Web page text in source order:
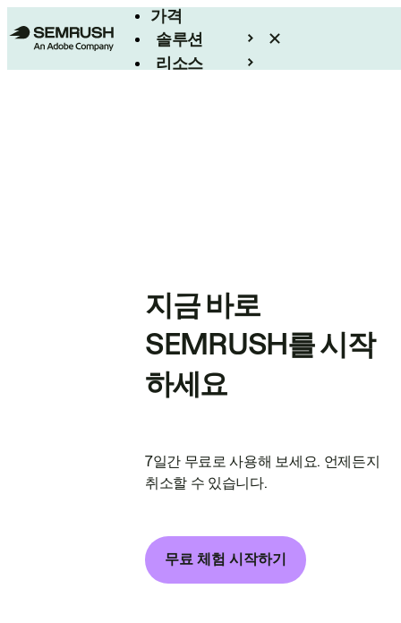
가격
솔루션
리소스
지금 바로
SEMRUSH를 시작
하세요
7일간 무료로 사용해 보세요. 언제든지
취소할 수 있습니다.
무료 체험 시작하기